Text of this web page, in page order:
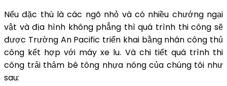
Nếu đặc thù là các ngõ nhỏ và có nhiều chướng ngại
vật và địa hình không phẳng thì quá trình thi công sẽ
được Trường An Pacific triển khai bằng nhân công thủ
công kết hợp với máy xe lu. Và chi tiết quá trình thi
công trải thảm bê tông nhựa nóng của chúng tôi như
sau: